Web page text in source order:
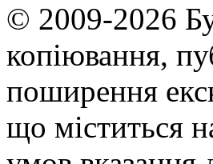
© 2009-2026
копiювання,
поширення
що мiститься